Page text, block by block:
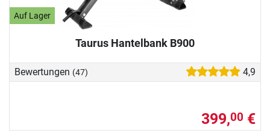
Auf Lager
Taurus Hantelbank B900
Bewertungen (47) 4,9
399,00 €